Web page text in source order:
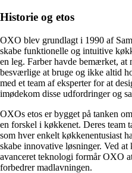
Historie og etos
OXO blev grundlagt i 1990 af
skabe funktionelle og intuitive
en leg. Farber havde bemærket, at
besværlige at bruge og ikke altid
med et team af eksperter for at
imødekom disse udfordringer og
OXOs etos er bygget på tanken
en forskel i køkkenet. Deres team
som hver enkelt køkkenentusiast
skabe innovative løsninger. Ved
avanceret teknologi formår OXO
forbedrer madlavningen.